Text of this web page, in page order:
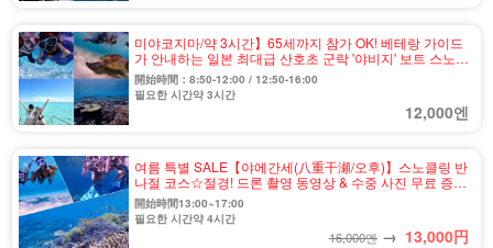
미야코지마/약 3시간】65세까지 참가 OK! 베테랑 가이드
가 안내하는 일본 최대급 산호초 군락 '야비지' 보트 스노클
링 투어(No.856)
開始時間：8:50-12:00 / 12:50-16:00
필요한 시간약 3시간
12,000엔
여름 특별 SALE【야에간세(八重干瀬/오후)】스노클링 반
나절 코스☆절경! 드론 촬영 동영상 & 수중 사진 무료 증정
(No.880)
開始時間13:00~17:00
필요한 시간약 4시간
16,000엔 → 13,000円